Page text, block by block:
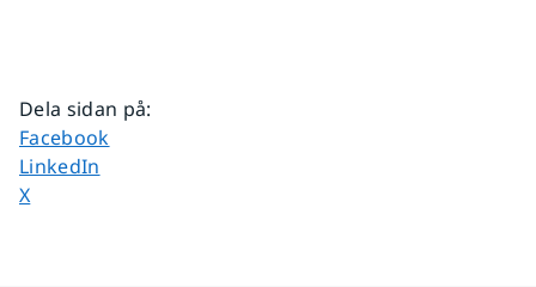
Dela sidan på:
Dela sidan på
Facebook
Dela sidan på
LinkedIn
Dela sidan på
X